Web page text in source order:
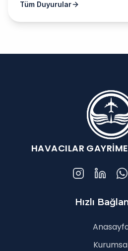
Tüm Duyurular
HAVACILAR
Hızlı